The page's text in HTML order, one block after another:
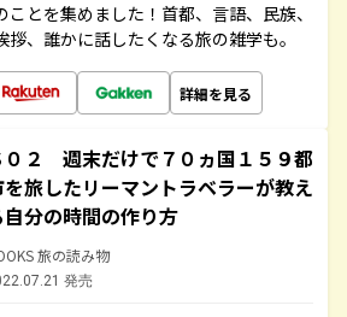
とを集めました！首都、言語、民族、
、誰かに話したくなる旅の雑学も。
詳細を見る
０２ 週末だけで７０ヵ国１５９都
旅したリーマントラベラーが教え
自分の時間の作り方
旅の読み物
発売